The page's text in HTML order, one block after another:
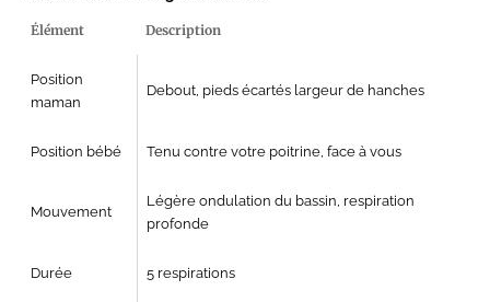
Élément Description
Position
maman
Debout, pieds écartés largeur de hanches
Position bébé Tenu contre votre poitrine, face à vous
Mouvement
Légère ondulation du bassin, respiration
profonde
Durée 5 respirations